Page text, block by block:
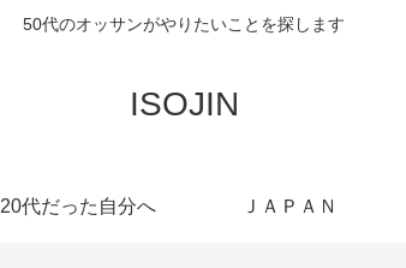
50代のオッサンがやりたいことを探します
ISOJIN
20代だった自分へ ＪＡＰＡＮ